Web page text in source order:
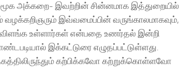
அக்கறை- இவற்றின் சின்னமாக இத்துறையில்
இவ்வமைப்பின் வருங்காலமாகவும்,
விளங்க உள்ளார்கள் என்பதை உணர்தல் இன்றி
இக்கட்டுரை எழுதப்பட்டுள்ளது.
கற்பிக்கவோ கற்றுக்கொள்ளவோ